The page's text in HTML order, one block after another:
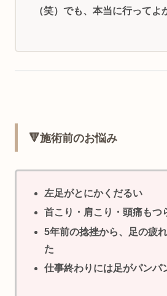
（笑）でも、本当に行ってよ
🔻施術前のお悩み
左足がとにかくだるい
首こり・肩こり・頭痛もつ
5年前の捻挫から、足の疲
た
仕事終わりには足がパンパ